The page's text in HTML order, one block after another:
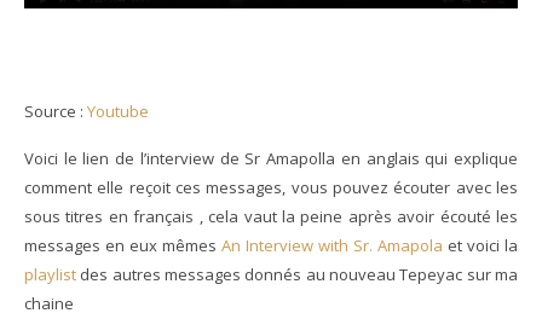
Source : Youtube
Voici le lien de l’interview de Sr Amapolla en anglais qui explique
comment elle reçoit ces messages, vous pouvez écouter avec les
sous titres en français , cela vaut la peine après avoir écouté les
messages en eux mêmes An Interview with Sr. Amapola et voici la
playlist des autres messages donnés au nouveau Tepeyac sur ma
chaine